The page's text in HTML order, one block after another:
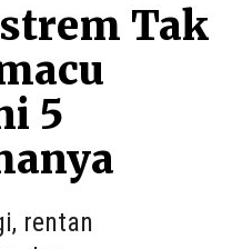
Tak
5
rentan